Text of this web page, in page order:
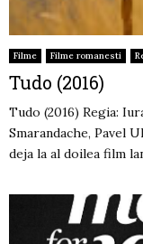
Filme Filme romanesti
Tudo (2016)
Tudo (2016) Regia:
Smarandache, Pavel
deja la al doilea film